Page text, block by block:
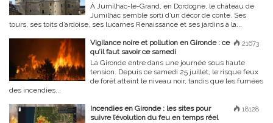
À Jumilhac-le-Grand, en Dordogne, le château de
Jumilhac semble sorti d’un décor de conte. Ses
tours, ses toits d’ardoise, ses lucarnes Renaissance et ses jardins à la...
21673
Vigilance noire et pollution en Gironde : ce
qu’il faut savoir ce samedi
La Gironde entre dans une journée sous haute
tension. Depuis ce samedi 25 juillet, le risque feux
de forêt atteint le niveau noir, tandis que les fumées
des incendies...
18128
Incendies en Gironde : les sites pour
suivre l’évolution du feu en temps réel